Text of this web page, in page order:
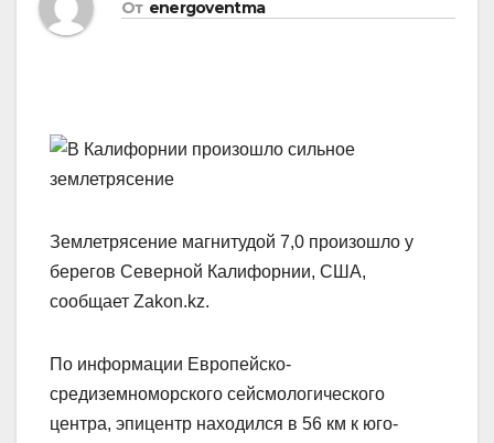
От energoventma
Землетрясение магнитудой 7,0 произошло у
берегов Северной Калифорнии, США,
сообщает Zakon.kz.
По информации Европейско-
средиземноморского сейсмологического
центра, эпицентр находился в 56 км к юго-